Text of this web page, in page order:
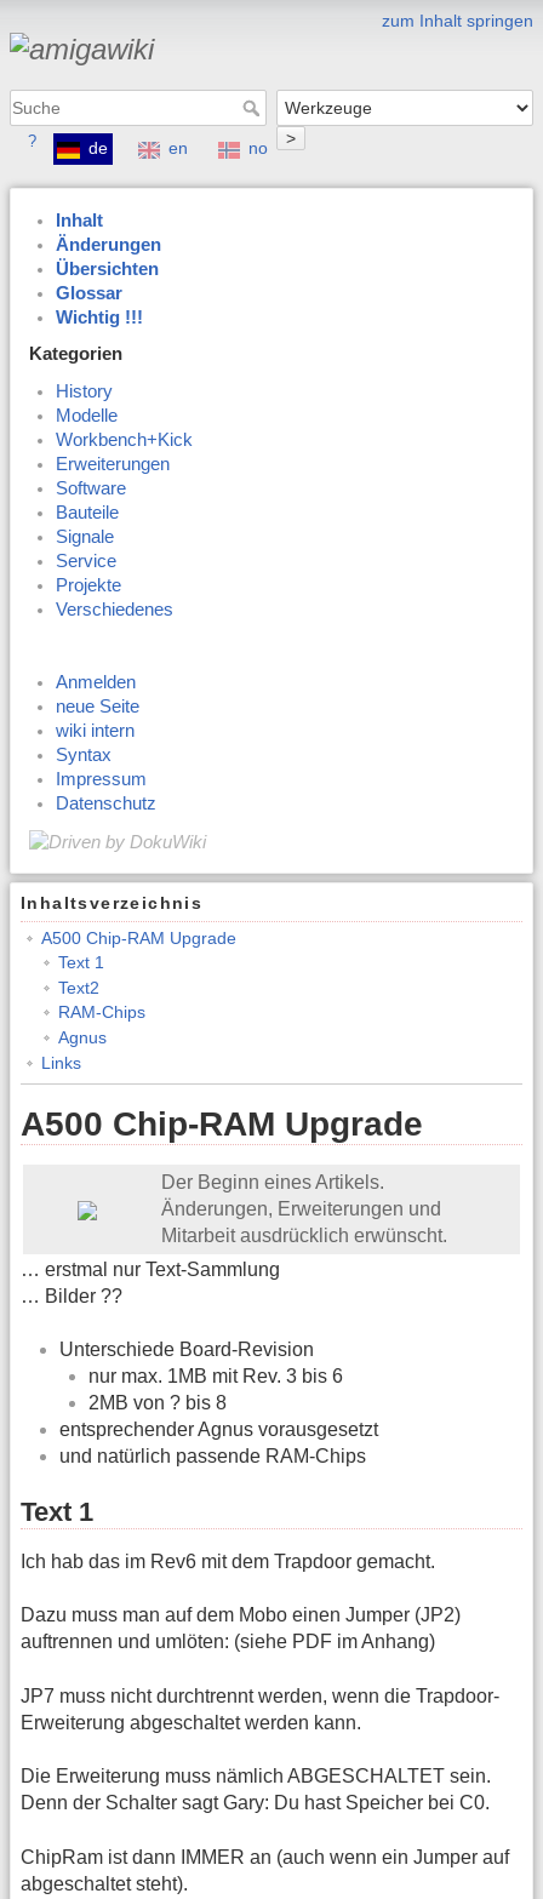
zum Inhalt springen
>
? de en no
Inhalt
Änderungen
Übersichten
Glossar
Wichtig !!!
Kategorien
History
Modelle
Workbench+Kick
Erweiterungen
Software
Bauteile
Signale
Service
Projekte
Verschiedenes
Anmelden
neue Seite
wiki intern
Syntax
Impressum
Datenschutz
Inhaltsverzeichnis
A500 Chip-RAM Upgrade
Text 1
Text2
RAM-Chips
Agnus
Links
A500 Chip-RAM Upgrade
Der Beginn eines Artikels.
Änderungen, Erweiterungen und
Mitarbeit ausdrücklich erwünscht.
… erstmal nur Text-Sammlung
… Bilder ??
Unterschiede Board-Revision
nur max. 1MB mit Rev. 3 bis 6
2MB von ? bis 8
entsprechender Agnus vorausgesetzt
und natürlich passende RAM-Chips
Text 1
Ich hab das im Rev6 mit dem Trapdoor gemacht.
Dazu muss man auf dem Mobo einen Jumper (JP2)
auftrennen und umlöten: (siehe PDF im Anhang)
JP7 muss nicht durchtrennt werden, wenn die Trapdoor-
Erweiterung abgeschaltet werden kann.
Die Erweiterung muss nämlich ABGESCHALTET sein.
Denn der Schalter sagt Gary: Du hast Speicher bei C0.
ChipRam ist dann IMMER an (auch wenn ein Jumper auf
abgeschaltet steht).